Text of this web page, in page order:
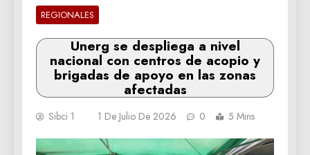
REGIONALES
Unerg se despliega a nivel
nacional con centros de acopio y
brigadas de apoyo en las zonas
afectadas
Sibci 1 1 De Julio De 2026 0 5 Mins